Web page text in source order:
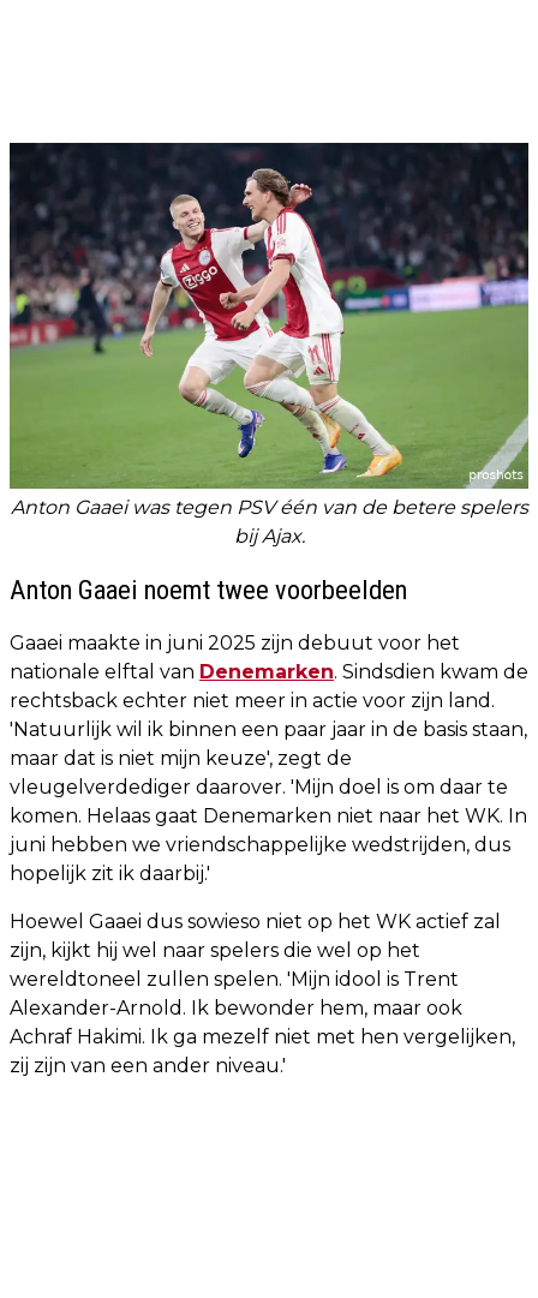
Anton Gaaei was tegen PSV één van de betere spelers
bij Ajax.
Anton Gaaei noemt twee voorbeelden
Gaaei maakte in juni 2025 zijn debuut voor het
nationale elftal van Denemarken. Sindsdien kwam de
rechtsback echter niet meer in actie voor zijn land.
'Natuurlijk wil ik binnen een paar jaar in de basis staan,
maar dat is niet mijn keuze', zegt de
vleugelverdediger daarover. 'Mijn doel is om daar te
komen. Helaas gaat Denemarken niet naar het WK. In
juni hebben we vriendschappelijke wedstrijden, dus
hopelijk zit ik daarbij.'
Hoewel Gaaei dus sowieso niet op het WK actief zal
zijn, kijkt hij wel naar spelers die wel op het
wereldtoneel zullen spelen. 'Mijn idool is Trent
Alexander-Arnold. Ik bewonder hem, maar ook
Achraf Hakimi. Ik ga mezelf niet met hen vergelijken,
zij zijn van een ander niveau.'